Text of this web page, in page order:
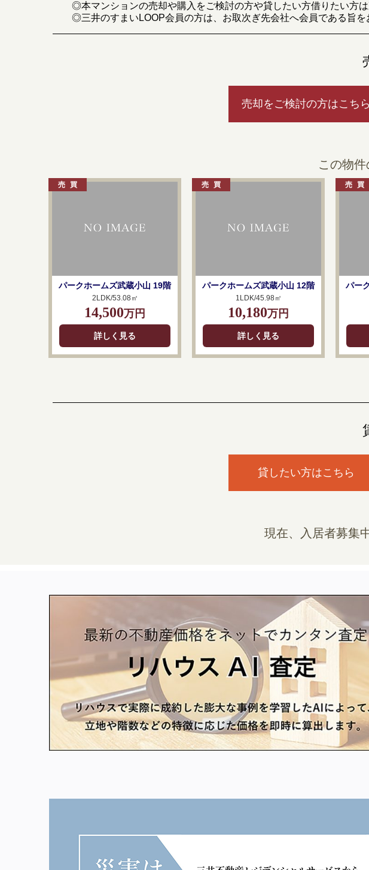
◎本マンションの売却や購入をご検討の方や貸したい方借りたい方
◎三井のすまいLOOP会員の方は、お取次ぎ先会社へ会員である旨を
売却をご検討の方はこちら
この物
パークホームズ武蔵小山 19階
2LDK/53.08㎡
14,500万円
詳しく見る
パークホームズ武蔵小山 12階
1LDK/45.98㎡
10,180万円
詳しく見る
パー
貸したい方はこちら
現在、入居者募集